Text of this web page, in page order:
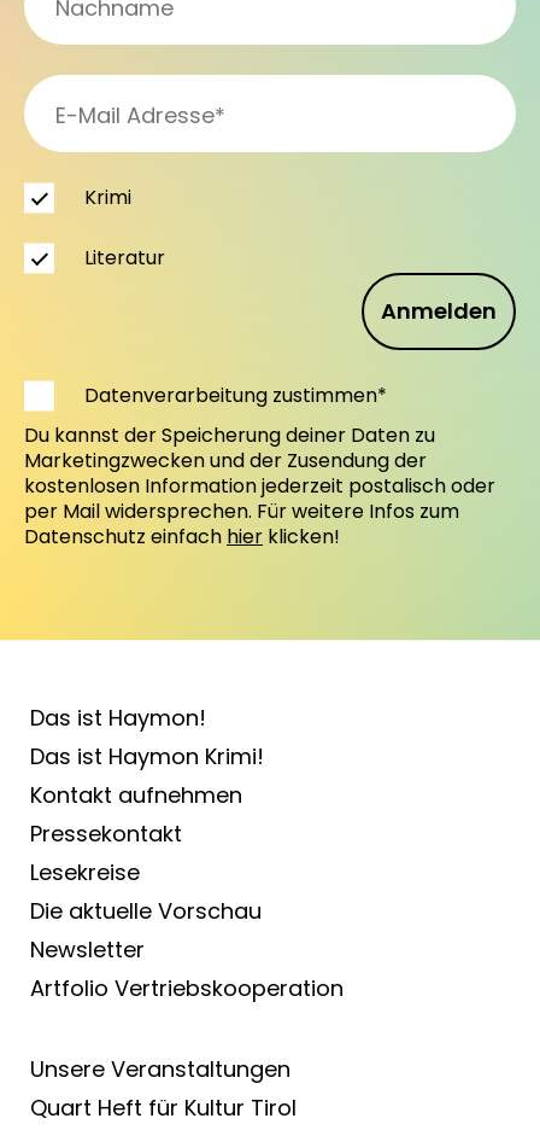
Anmelden
Krimi
Literatur
Datenverarbeitung zustimmen*
Du kannst der Speicherung deiner Daten zu
Marketingzwecken und der Zusendung der
kostenlosen Information jederzeit postalisch oder
per Mail widersprechen. Für weitere Infos zum
Datenschutz einfach hier klicken!
Das ist Haymon!
Das ist Haymon Krimi!
Kontakt aufnehmen
Pressekontakt
Lesekreise
Die aktuelle Vorschau
Newsletter
Artfolio Vertriebs­kooperation
Unsere Veranstaltungen
Quart Heft für Kultur Tirol